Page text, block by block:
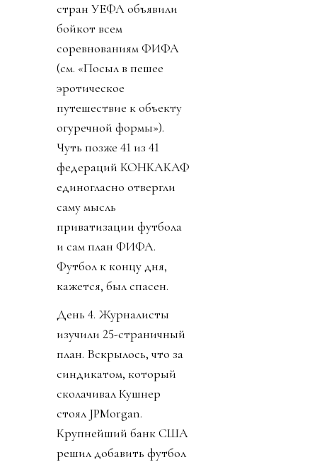
стран УЕФА объявили
бойкот всем
соревнованиям ФИФА
(см. «Посыл в пешее
эротическое
путешествие к объекту
огуречной формы»).
Чуть позже 41 из 41
федераций КОНКАКАФ
единогласно отвергли
саму мысль
приватизации футбола
и сам план ФИФА.
Футбол к концу дня,
кажется, был спасен.
День 4. Журналисты
изучили 25-страничный
план. Вскрылось, что за
синдикатом, который
сколачивал Кушнер
стоял JPMorgan.
Крупнейший банк США
решил добавить футбол